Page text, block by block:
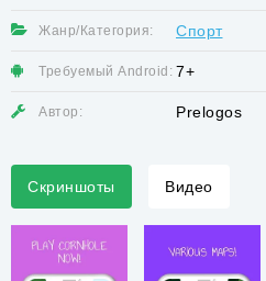
Жанр/Категория: Спорт
Требуемый Android: 7+
Автор: Prelogos
Скриншоты Видео